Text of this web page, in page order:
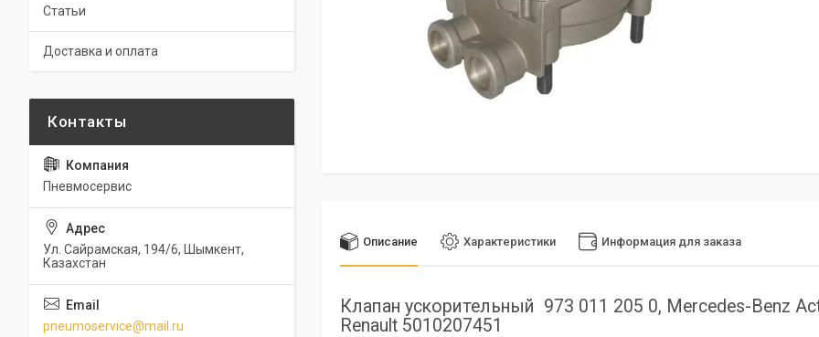
Описание Характеристики Информация для заказа
Клапан ускорительный 973 011 205 0, Mercedes-Benz
Renault 5010207451
Статьи
Доставка и оплата
Пневмосервис
Ул. Сайрамская, 194/6, Шымкент,
Казахстан
pneumoservice@mail.ru